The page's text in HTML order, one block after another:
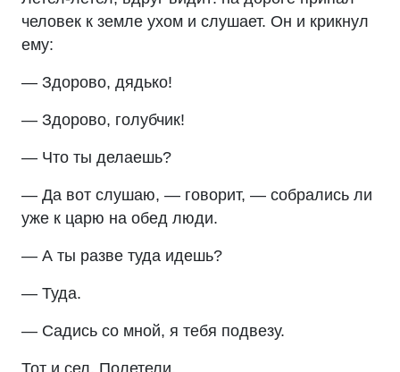
человек к земле ухом и слушает. Он и крикнул
ему:
— Здорово, дядько!
— Здорово, голубчик!
— Что ты делаешь?
— Да вот слушаю, — говорит, — собрались ли
уже к царю на обед люди.
— А ты разве туда идешь?
— Туда.
— Садись со мной, я тебя подвезу.
Тот и сел. Полетели.